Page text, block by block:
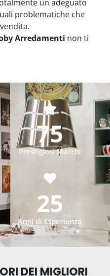
un adeguato
problematiche che
Arredamenti non ti
Prestigiosi Marchi
75
Anni di Esperienza
25
DEI MIGLIORI